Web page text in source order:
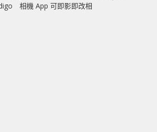
相機 App 可即影即改相